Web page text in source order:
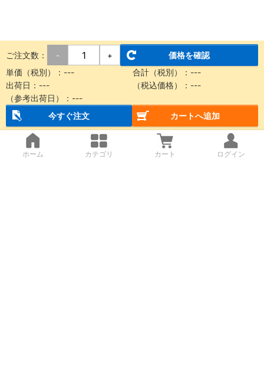
ご注文数： - +
価格を確認
単価（税別）： --- 合計（税別）： ---
出荷日： --- （税込価格）： ---
（参考出荷日）： ---
今すぐ注文
カートへ追加
ホーム カテゴリ カート ログイン